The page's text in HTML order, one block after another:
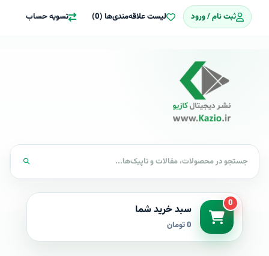
ثبت نام / ورود لیست علاقه‌مندی‌ها (0) تسویه حساب
0 سبد خرید شما
0 تومان